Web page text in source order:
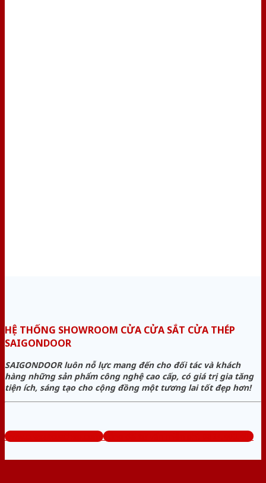
HỆ THỐNG SHOWROOM CỬA CỬA SẮT CỬA THÉP
SAIGONDOOR
SAIGONDOOR luôn nỗ lực mang đến cho đối tác và khách
hàng những sản phẩm công nghệ cao cấp, có giá trị gia tăng
tiện ích, sáng tạo cho cộng đồng một tương lai tốt đẹp hơn!
www.cuasatcuathep.com Tổng đài tư vấn miễn phí: 0824.400.400